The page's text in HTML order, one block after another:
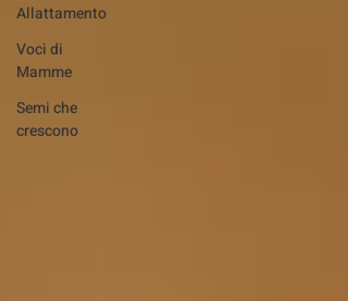
Allattamento
Voci di
Mamme
Semi che
crescono